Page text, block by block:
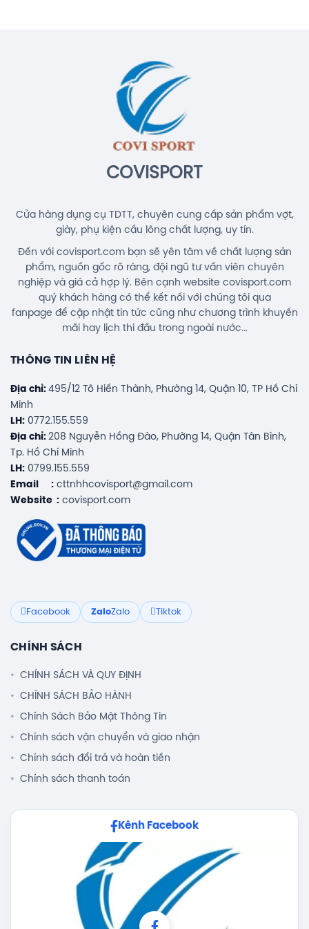
Balo Cầu Lông Yonex BA52512
(White/Blue) Chính Hãng
1.690.000đ
COVISPORT
Cửa hàng dụng cụ TDTT, chuyên cung cấp sản phẩm vợt,
giày, phụ kiện cầu lông chất lượng, uy tín.
Đến với covisport.com bạn sẽ yên tâm về chất lượng sản
phẩm, nguồn gốc rõ ràng, đội ngũ tư vấn viên chuyên
nghiệp và giá cả hợp lý. Bên cạnh website covisport.com
quý khách hàng có thể kết nối với chúng tôi qua
fanpage để cập nhật tin tức cũng như chương trình khuyến
mãi hay lịch thi đấu trong ngoài nước...
THÔNG TIN LIÊN HỆ
Địa chỉ: 495/12 Tô Hiến Thành, Phường 14, Quận 10, TP Hồ Chí
Minh
LH: 0772.155.559
Địa chỉ: 208 Nguyễn Hồng Đào, Phường 14, Quận Tân Bình,
Tp. Hồ Chí Minh
LH: 0799.155.559
Email : cttnhhcovisport@gmail.com
Website : covisport.com
Facebook ZaloZalo Tiktok
CHÍNH SÁCH
CHÍNH SÁCH VÀ QUY ĐỊNH
CHÍNH SÁCH BẢO HÀNH
Chính Sách Bảo Mật Thông Tin
Chính sách vận chuyển và giao nhận
Chính sách đổi trả và hoàn tiền
Chính sách thanh toán
Kênh Facebook